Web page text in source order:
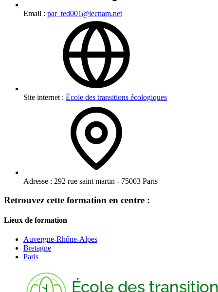
Email : par_ted001@lecnam.net
Site internet : École des transitions écologiques
Adresse : 292 rue saint martin - 75003 Paris
Retrouvez cette formation en centre :
Lieux de formation
Auvergne-Rhône-Alpes
Bretagne
Paris